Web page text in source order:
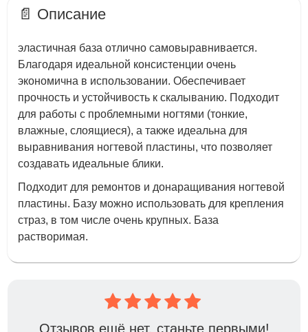
📄 Описание
эластичная база отлично самовыравнивается.
Благодаря идеальной консистенции очень
экономична в использовании. Обеспечивает
прочность и устойчивость к скалыванию. Подходит
для работы с проблемными ногтями (тонкие,
влажные, слоящиеся), а также идеальна для
выравнивания ногтевой пластины, что позволяет
создавать идеальные блики.
Подходит для ремонтов и донаращивания ногтевой
пластины. Базу можно использовать для крепления
страз, в том числе очень крупных. База
растворимая.
Отзывов ещё нет, станьте первыми!